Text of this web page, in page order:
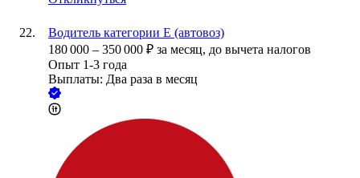
Водитель категории Е (автовоз)
180 000 – 350 000 ₽ за месяц, до вычета налогов
Опыт 1-3 года
Выплаты: Два раза в месяц